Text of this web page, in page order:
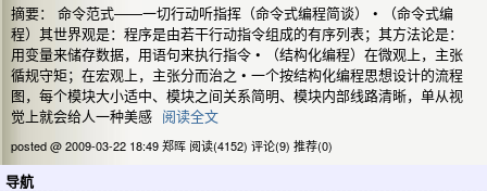
摘要： 命令范式——一切行动听指挥（命令式编程简谈） • （命令式编
程）其世界观是：程序是由若干行动指令组成的有序列表；其方法论是：
用变量来储存数据，用语句来执行指令 • （结构化编程）在微观上，主张
循规守矩；在宏观上，主张分而治之 • 一个按结构化编程思想设计的流程
图，每个模块大小适中、模块之间关系简明、模块内部线路清晰，单从视
觉上就会给人一种美感 阅读全文
posted @ 2009-03-22 18:49 郑晖 阅读(4152) 评论(9) 推荐(0)
导航